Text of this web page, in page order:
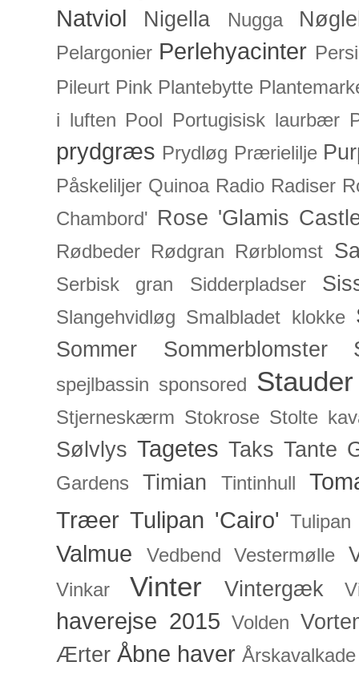
Natviol Nigella Nugga
Pelargonier Perlehyacinter
Pileurt Pink Plantebytte
i luften
Pool Portugisisk laurbær
prydgræs Prydløg Prærielilje
Påskeliljer Quinoa Radio Radiser
Chambord' Rose 'Glamis
Rødbeder Rødgran Rørblomst
Serbisk gran Sidderpladser
Slangehvidløg Smalbladet klokke
Sommer Sommerblomster
spejlbassin sponsored Stauder
Stjerneskærm Stokrose Stolte
Sølvlys Tagetes Taks Tante
Gardens Timian Tintinhull
Træer Tulipan 'Cairo'
Valmue Vedbend Vestermølle
Vinkar Vinter Vintergæk
haverejse 2015 Volden
Ærter Åbne haver Årskavalkade